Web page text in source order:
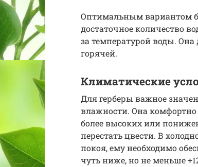
Оптимальным вариантом
достаточное количество
за температурой воды.
горячей.
Климатические
Для герберы важное
влажности. Она комфортно
более высоких или
перестать цвести. В
покоя, ему необходимо
чуть ниже, но не меньше